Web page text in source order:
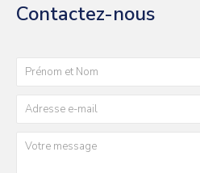
Contactez-nous